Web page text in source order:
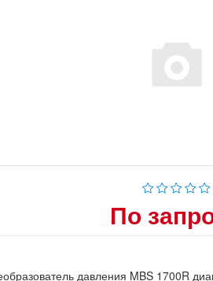
По
давления MBS 1700R